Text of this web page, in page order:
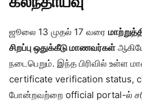
ஜூலை 13 முதல் 17 வரை
சிறப்பு ஒதுக்கீடு மாணவர்கள்
நடைபெறும். இந்த பிரிவில் உள்ள
certificate verification status,
போன்றவற்றை official portal-ல்